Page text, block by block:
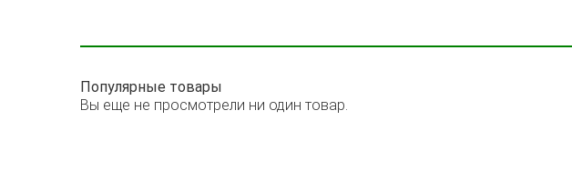
Популярные товары
Вы еще не просмотрели ни один товар.